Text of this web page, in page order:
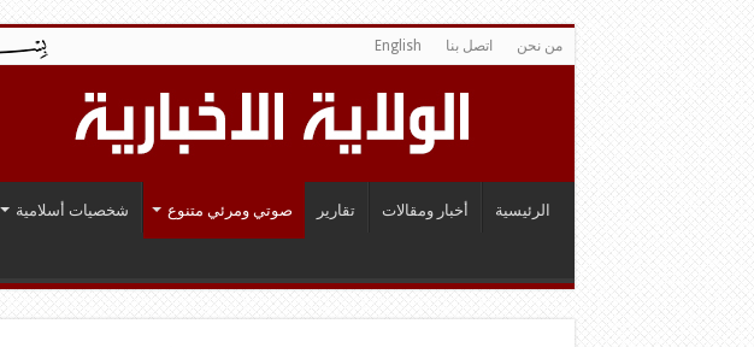
من نحن اتصل بنا English
الرئيسية أخبار ومقالات تقارير صوتي ومرئي متنوع شخصيات أسلامية